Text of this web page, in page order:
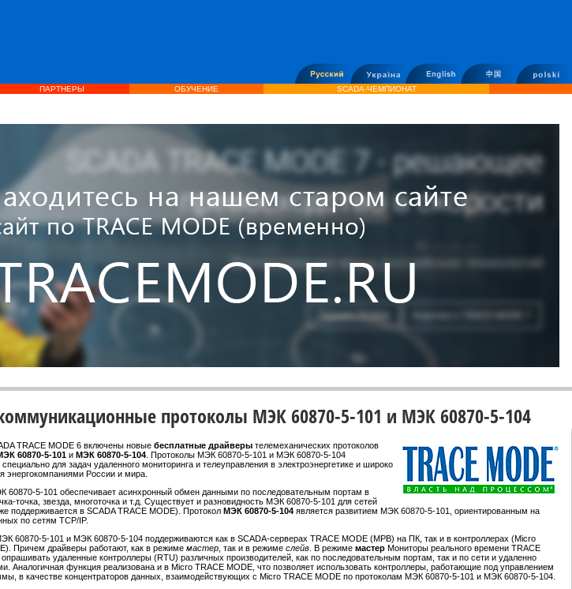
ПАРТНЕРЫ ОБУЧЕНИЕ SCADA-ЧЕМПИОНАТ
протоколы МЭК 60870-5-101 и МЭК 60870-5-104
TRACE MODE 6 включены новые бесплатные драйверы телемеханических протоколов
60870-5-101 и МЭК 60870-5-104 . Протоколы МЭК 60870-5-101 и МЭК 60870-5-104
для задач удаленного мониторинга и телеуправления в электроэнергетике и широко
энергокомпаниями России и мира.
60870-5-101 обеспечивает асинхронный обмен данными по последовательным портам в
точка, звезда, многоточка и т.д. Существует и разновидность МЭК 60870-5-101 для сетей
поддерживается в SCADA TRACE MODE). Протокол МЭК 60870-5-104 является развитием МЭК 60870-5-101, ориентированным на
по сетям TCP/IP.
60870-5-101 и МЭК 60870-5-104 поддерживаются как в SCADA-серверах TRACE MODE (МРВ) на ПК, так и в контроллерах (Micro
Причем драйверы работают, как в режиме мастер , так и в режиме слейв . В режиме мастер Мониторы реального времени TRACE
удаленные контроллеры (RTU) различных производителей, как по последовательным портам, так и по сети и удаленно
Аналогичная функция реализована и в Micro TRACE MODE, что позволяет использовать контроллеры, работающие под управлением
в качестве концентраторов данных, взаимодействующих с Micro TRACE MODE по протоколам МЭК 60870-5-101 и МЭК 60870-5-104.